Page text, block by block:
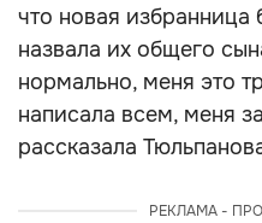
что новая избранница
назвала их общего
нормально, меня это
написала всем, меня
рассказала
РЕКЛАМА -